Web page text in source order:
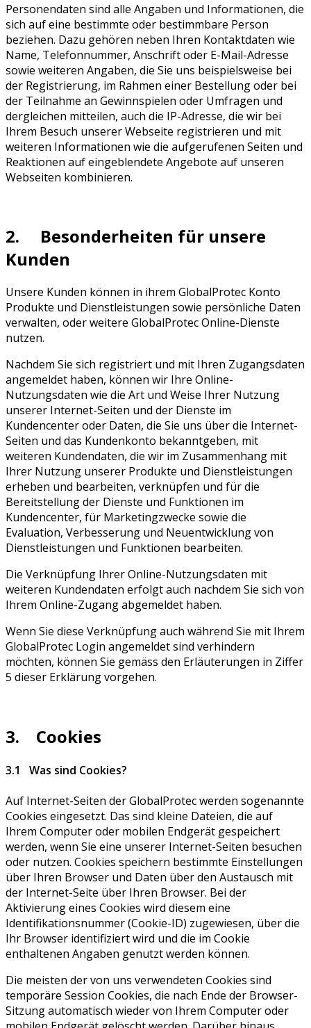
Personendaten sind alle Angaben und Informationen, die
sich auf eine bestimmte oder bestimmbare Person
beziehen. Dazu gehören neben Ihren Kontaktdaten wie
Name, Telefonnummer, Anschrift oder E-Mail-Adresse
sowie weiteren Angaben, die Sie uns beispielsweise bei
der Registrierung, im Rahmen einer Bestellung oder bei
der Teilnahme an Gewinnspielen oder Umfragen und
dergleichen mitteilen, auch die IP-Adresse, die wir bei
Ihrem Besuch unserer Webseite registrieren und mit
weiteren Informationen wie die aufgerufenen Seiten und
Reaktionen auf eingeblendete Angebote auf unseren
Webseiten kombinieren.
2. Besonderheiten für unsere
Kunden
Unsere Kunden können in ihrem GlobalProtec Konto
Produkte und Dienstleistungen sowie persönliche Daten
verwalten, oder weitere GlobalProtec Online-Dienste
nutzen.
Nachdem Sie sich registriert und mit Ihren Zugangsdaten
angemeldet haben, können wir Ihre Online-
Nutzungsdaten wie die Art und Weise Ihrer Nutzung
unserer Internet-Seiten und der Dienste im
Kundencenter oder Daten, die Sie uns über die Internet-
Seiten und das Kundenkonto bekanntgeben, mit
weiteren Kundendaten, die wir im Zusammenhang mit
Ihrer Nutzung unserer Produkte und Dienstleistungen
erheben und bearbeiten, verknüpfen und für die
Bereitstellung der Dienste und Funktionen im
Kundencenter, für Marketingzwecke sowie die
Evaluation, Verbesserung und Neuentwicklung von
Dienstleistungen und Funktionen bearbeiten.
Die Verknüpfung Ihrer Online-Nutzungsdaten mit
weiteren Kundendaten erfolgt auch nachdem Sie sich von
Ihrem Online-Zugang abgemeldet haben.
Wenn Sie diese Verknüpfung auch während Sie mit Ihrem
GlobalProtec Login angemeldet sind verhindern
möchten, können Sie gemäss den Erläuterungen in Ziffer
5 dieser Erklärung vorgehen.
3. Cookies
3.1 Was sind Cookies?
Auf Internet-Seiten der GlobalProtec werden sogenannte
Cookies eingesetzt. Das sind kleine Dateien, die auf
Ihrem Computer oder mobilen Endgerät gespeichert
werden, wenn Sie eine unserer Internet-Seiten besuchen
oder nutzen. Cookies speichern bestimmte Einstellungen
über Ihren Browser und Daten über den Austausch mit
der Internet-Seite über Ihren Browser. Bei der
Aktivierung eines Cookies wird diesem eine
Identifikationsnummer (Cookie-ID) zugewiesen, über die
Ihr Browser identifiziert wird und die im Cookie
enthaltenen Angaben genutzt werden können.
Die meisten der von uns verwendeten Cookies sind
temporäre Session Cookies, die nach Ende der Browser-
Sitzung automatisch wieder von Ihrem Computer oder